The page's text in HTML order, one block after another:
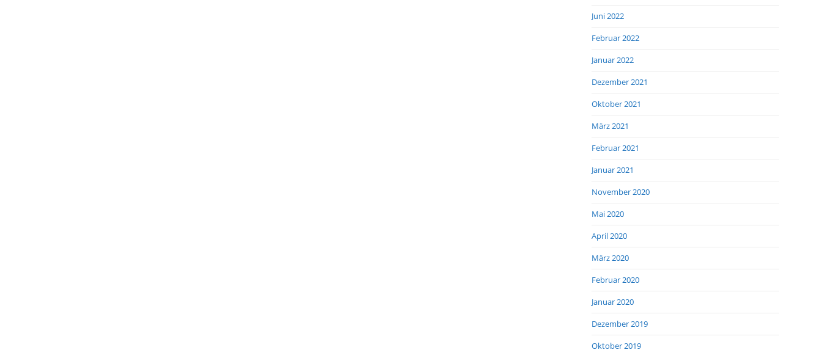
Juni 2022
Februar 2022
Januar 2022
Dezember 2021
Oktober 2021
März 2021
Februar 2021
Januar 2021
November 2020
Mai 2020
April 2020
März 2020
Februar 2020
Januar 2020
Dezember 2019
Oktober 2019